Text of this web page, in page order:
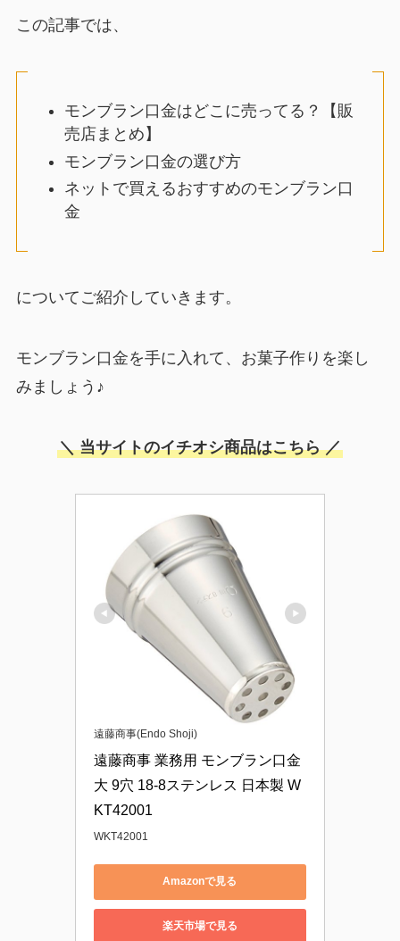
この記事では、
モンブラン口金はどこに売ってる？【販
売店まとめ】
モンブラン口金の選び方
ネットで買えるおすすめのモンブラン口
金
についてご紹介していきます。
モンブラン口金を手に入れて、お菓子作りを楽し
みましょう♪
＼ 当サイトのイチオシ商品はこちら ／
遠藤商事(Endo Shoji)
遠藤商事 業務用 モンブラン口金
大 9穴 18-8ステンレス 日本製 W
KT42001
WKT42001
Amazonで見る
楽天市場で見る